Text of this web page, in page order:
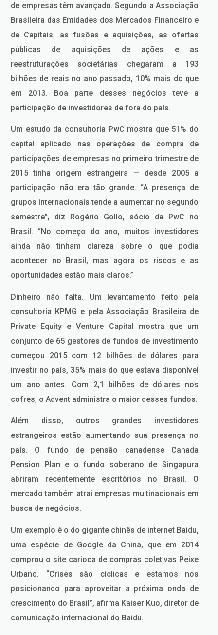
de empresas têm avançado. Segundo a Associação
Brasileira das Entidades dos Mercados Financeiro e
de Capitais, as fusões e aquisições, as ofertas
públicas de aquisições de ações e as
reestruturações societárias chegaram a 193
bilhões de reais no ano passado, 10% mais do que
em 2013. Boa parte desses negócios teve a
participação de investidores de fora do país.
Um estudo da consultoria PwC mostra que 51% do
capital aplicado nas operações de compra de
participações de empresas no primeiro trimestre de
2015 tinha origem estrangeira — desde 2005 a
participação não era tão grande. “A presença de
grupos internacionais tende a aumentar no segundo
semestre”, diz Rogério Gollo, sócio da PwC no
Brasil. “No começo do ano, muitos investidores
ainda não tinham clareza sobre o que podia
acontecer no Brasil, mas agora os riscos e as
oportunidades estão mais claros.”
Dinheiro não falta. Um levantamento feito pela
consultoria KPMG e pela Associação Brasileira de
Private Equity e Venture Capital mostra que um
conjunto de 65 gestores de fundos de investimento
começou 2015 com 12 bilhões de dólares para
investir no país, 35% mais do que estava disponível
um ano antes. Com 2,1 bilhões de dólares nos
cofres, o Advent administra o maior desses fundos.
Além disso, outros grandes investidores
estrangeiros estão aumentando sua presença no
país. O fundo de pensão canadense Canada
Pension Plan e o fundo soberano de Singapura
abriram recentemente escritórios no Brasil. O
mercado também atrai empresas multinacionais em
busca de negócios.
Um exemplo é o do gigante chinês de internet Baidu,
uma espécie de Google da China, que em 2014
comprou o site carioca de compras coletivas Peixe
Urbano. “Crises são cíclicas e estamos nos
posicionando para aproveitar a próxima onda de
crescimento do Brasil”, afirma Kaiser Kuo, diretor de
comunicação internacional do Baidu.